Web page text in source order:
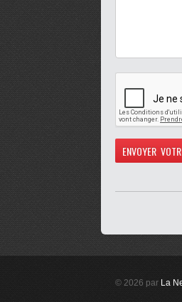
© 2026 par La